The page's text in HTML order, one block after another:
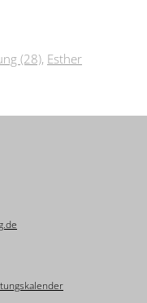
(28), Esther